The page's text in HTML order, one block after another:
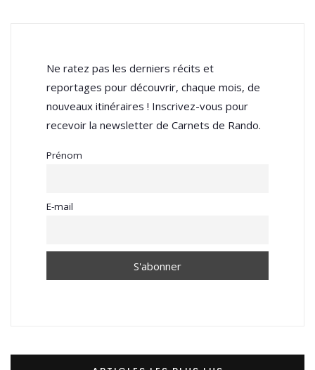
Ne ratez pas les derniers récits et
reportages pour découvrir, chaque mois, de
nouveaux itinéraires ! Inscrivez-vous pour
recevoir la newsletter de Carnets de Rando.
Prénom
E-mail